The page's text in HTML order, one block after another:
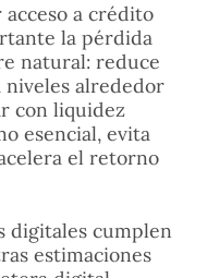
acceso a crédito
la pérdida
natural: reduce
niveles alrededor
con liquidez
esencial, evita
el retorno
digitales cumplen
estimaciones